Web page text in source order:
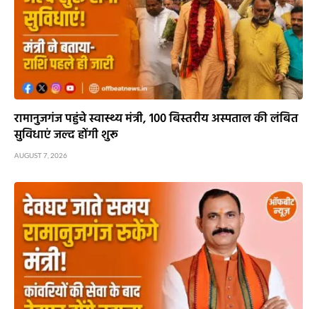
रामानुजगंज पहुंचे स्वास्थ्य मंत्री, 100 बिस्तरीय अस्पताल की लंबित
सुविधाएं जल्द होंगी शुरू
AUGUST 7, 2026